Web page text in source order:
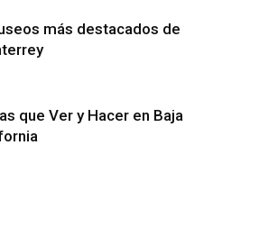
más destacados de
que Ver y Hacer en Baja